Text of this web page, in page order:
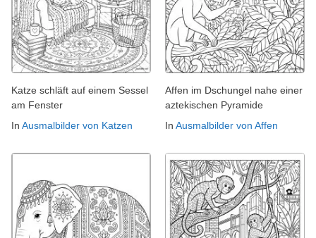
Katze schläft auf einem Sessel
am Fenster
In Ausmalbilder von Katzen
Affen im Dschungel nahe einer
aztekischen Pyramide
In Ausmalbilder von Affen